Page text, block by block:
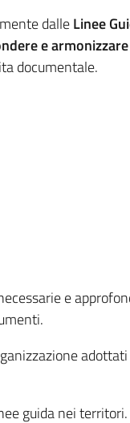
dalleLinee
e
documentale.
e
guida nei